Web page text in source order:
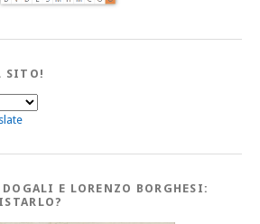
SITO!
E LORENZO BORGHESI: